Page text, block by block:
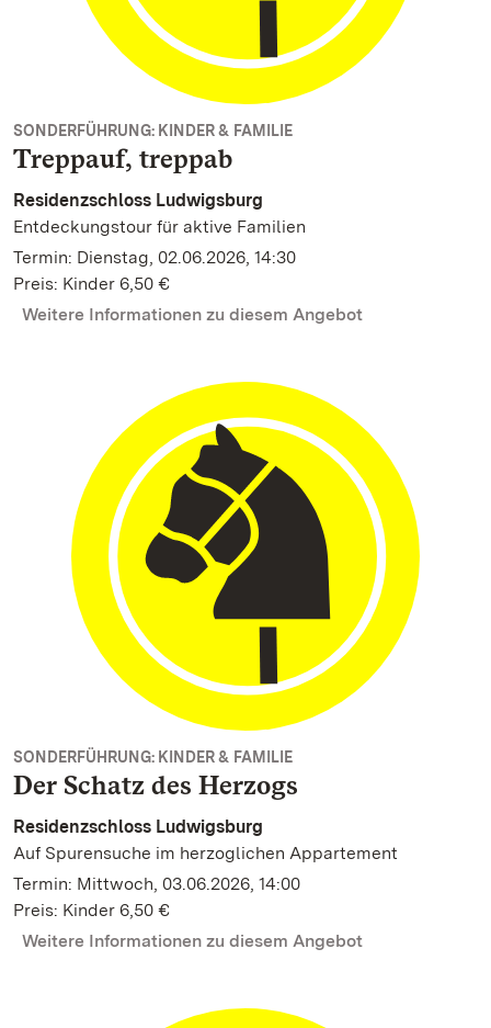
SONDERFÜHRUNG: KINDER & FAMILIE
Treppauf, treppab
Residenzschloss Ludwigsburg
Entdeckungstour für aktive Familien
Termin: Dienstag, 02.06.2026, 14:30
Preis: Kinder 6,50 €
Weitere Informationen zu diesem Angebot
SONDERFÜHRUNG: KINDER & FAMILIE
Der Schatz des Herzogs
Residenzschloss Ludwigsburg
Auf Spurensuche im herzoglichen Appartement
Termin: Mittwoch, 03.06.2026, 14:00
Preis: Kinder 6,50 €
Weitere Informationen zu diesem Angebot